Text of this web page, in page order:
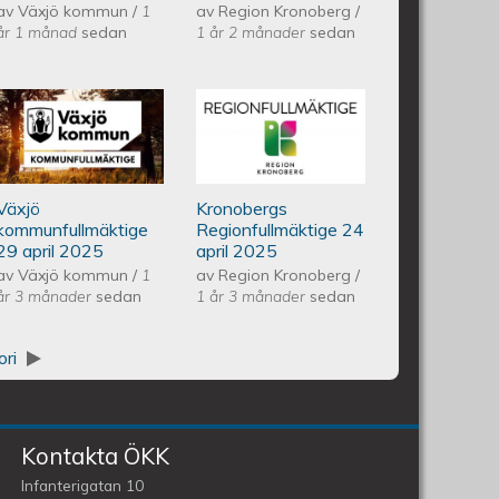
Växjö kommun / 1
1 månadsedan
av Region Kronoberg/
1 år 2 månader sedan
20 maj 2025
kommunfullmäktige 29
2025
april 2025
Växjö kommun / 1
3 månadersedan
Kronobergs
regionfullmäktige
24 april 2025
Kronobergs
Regionfullmäktige 24
april 2025
av Region Kronoberg/
1 år 3 månader sedan
Kontakta ÖKK
Infanterigatan 10